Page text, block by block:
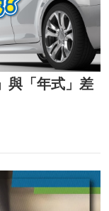
與「年式」差